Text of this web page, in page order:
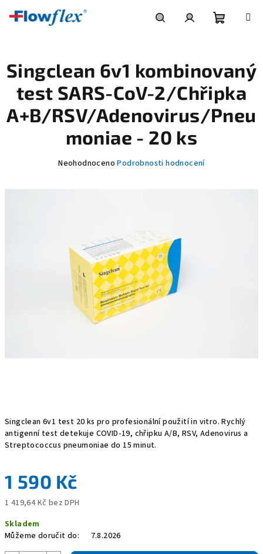
košík
Singclean 6v1 test 20 ks pro profesionální použití in vitro. Rychlý
antigenní test detekuje COVID-19, chřipku A/B, RSV, Adenovirus a
Streptococcus pneumoniae do 15 minut.
1 590 Kč
1 419,64 Kč bez DPH
cena:
Skladem
Můžeme doručit do:
7.8.2026
Singclean 6v1 kombinovaný
test SARS-CoV-2/Chřipka
A+B/RSV/Adenovirus/Pneu
moniae - 20 ks
Průměrné
hvězdiček.
Neohodnoceno Podrobnosti hodnocení